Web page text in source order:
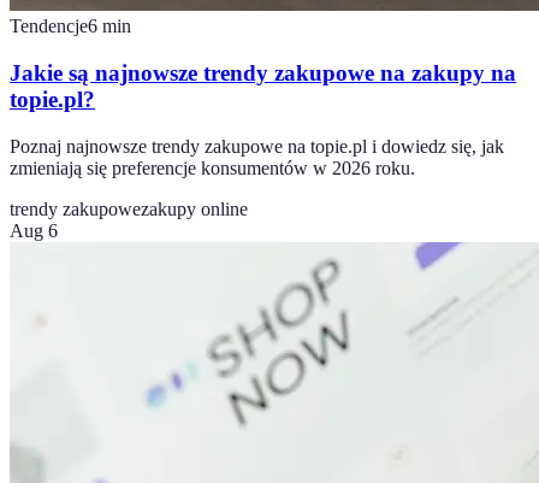
Tendencje6 min
Jakie są najnowsze trendy zakupowe na zakupy na
topie.pl?
Poznaj najnowsze trendy zakupowe na topie.pl i dowiedz się, jak
zmieniają się preferencje konsumentów w 2026 roku.
trendy zakupowezakupy online
Aug 6